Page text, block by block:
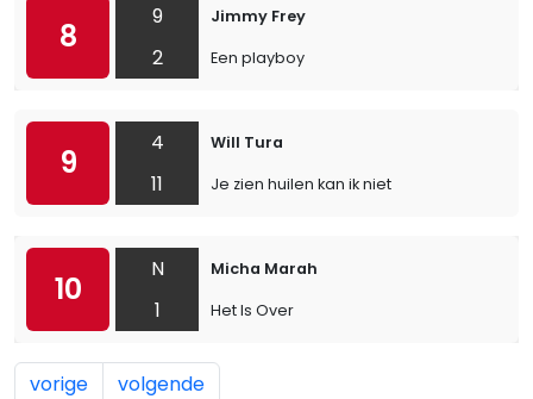
8
9
2
Jimmy Frey
Een playboy
9
4
11
Will Tura
Je zien huilen kan ik niet
10
N
1
Micha Marah
Het Is Over
vorige volgende